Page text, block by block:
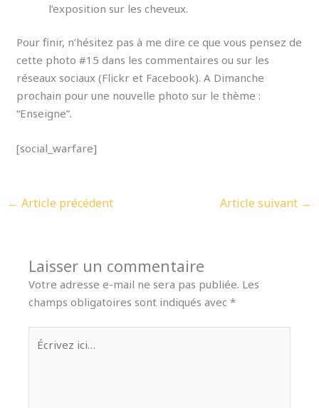
l’exposition sur les cheveux.
Pour finir, n’hésitez pas à me dire ce que vous pensez de
cette photo #15 dans les commentaires ou sur les
réseaux sociaux (Flickr et Facebook). A Dimanche
prochain pour une nouvelle photo sur le thème :
“Enseigne”.
[social_warfare]
← Article précédent Article suivant →
Laisser un commentaire
Votre adresse e-mail ne sera pas publiée. Les
champs obligatoires sont indiqués avec*
ici…